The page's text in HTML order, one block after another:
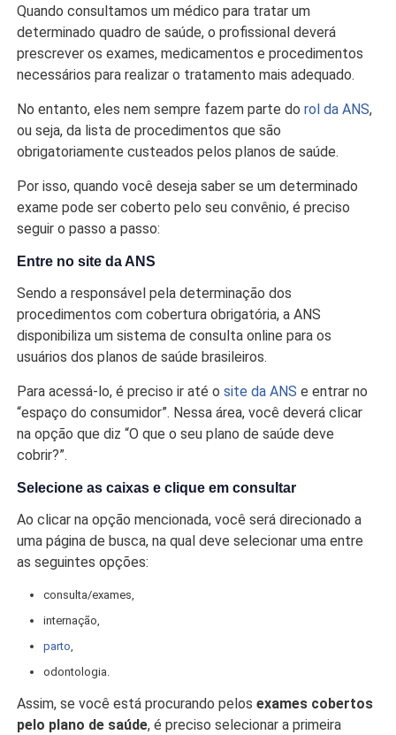
Quando consultamos um médico para tratar um
determinado quadro de saúde, o profissional deverá
prescrever os exames, medicamentos e procedimentos
necessários para realizar o tratamento mais adequado.
No entanto, eles nem sempre fazem parte dorol da ANS,
ou seja, da lista de procedimentos que são
obrigatoriamente custeados pelos planos de saúde.
Por isso, quando você deseja saber se um determinado
exame pode ser coberto pelo seu convênio, é preciso
seguir o passo a passo:
Entre no site da ANS
Sendo a responsável pela determinação dos
procedimentos com cobertura obrigatória, a ANS
disponibiliza um sistema de consulta online para os
usuários dos planos de saúde brasileiros.
Para acessá-lo, é preciso ir até osite da ANS e entrar no
“espaço do consumidor”. Nessa área, você deverá clicar
na opção que diz “O que o seu plano de saúde deve
cobrir?”.
Selecione as caixas e clique em consultar
Ao clicar na opção mencionada, você será direcionado a
uma página de busca, na qual deve selecionar uma entre
as seguintes opções:
consulta/exames,
internação,
parto,
odontologia.
Assim, se você está procurando pelosexames cobertos
pelo plano de saúde, é preciso selecionar a primeira